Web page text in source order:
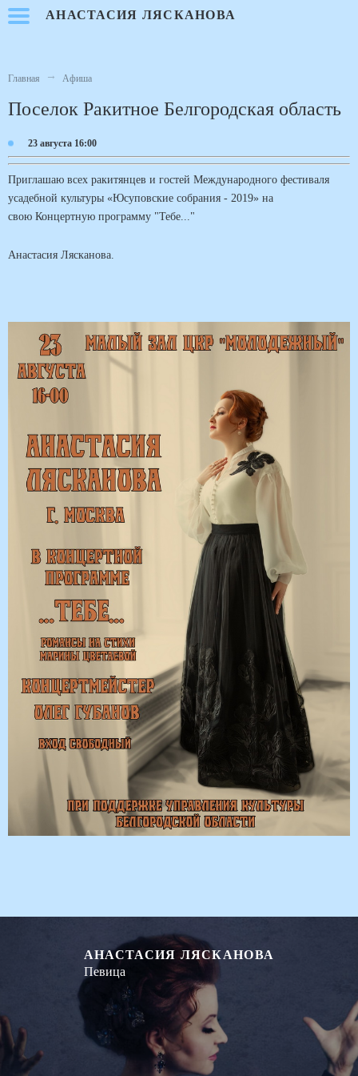
Перейти
АНАСТАСИЯ ЛЯСКАНОВА
Строка
Главная Афиша
Поселок Ракитное Белгородская область
23 августа 16:00
Приглашаю всех ракитянцев и гостей Международного фестиваля
усадебной культуры «Юсуповские собрания - 2019» на
свою Концертную программу "Тебе..."
Анастасия Лясканова.
АНАСТАСИЯ ЛЯСКАНОВА
Певица